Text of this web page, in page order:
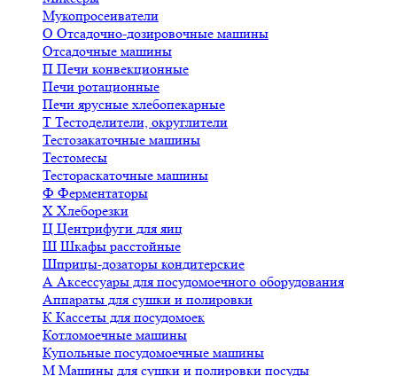
Мукопросеиватели
О Отсадочно-дозировочные машины
Отсадочные машины
П Печи конвекционные
Печи ротационные
Печи ярусные хлебопекарные
Т Тестоделители, округлители
Тестозакаточные машины
Тестомесы
Тестораскаточные машины
Ф Ферментаторы
Х Хлеборезки
Ц Центрифуги для яиц
Ш Шкафы расстойные
Шприцы-дозаторы кондитерские
А Аксессуары для посудомоечного оборудования
Аппараты для сушки и полировки
К Кассеты для посудомоек
Котломоечные машины
Купольные посудомоечные машины
М Машины для сушки и полировки посуды